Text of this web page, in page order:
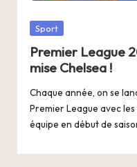
Posted
Sport
Premier League
mise Chelsea !
Chaque année, on se
Premier League avec
équipe en début de